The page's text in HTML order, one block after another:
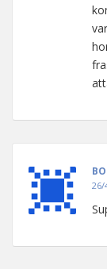
26/